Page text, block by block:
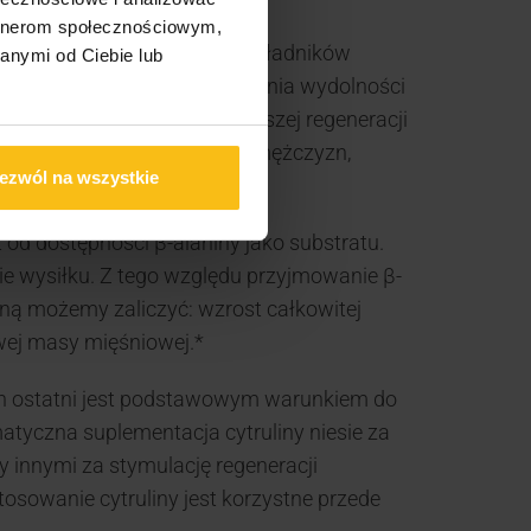
społecznościowym,
od Ciebie lub
na wszystkie
zwiększa dostarczanie składników
się to do zwiększenia wydolności
po treningowym do szybszej regeneracji
sprawność seksualną mężczyzn,
dostępności β-alaniny jako substratu.
wysiłku. Z tego względu przyjmowanie β-
możemy zaliczyć: wzrost całkowitej
masy mięśniowej.*
ostatni jest podstawowym warunkiem do
suplementacja cytruliny niesie za
innymi za stymulację regeneracji
cytruliny jest korzystne przede